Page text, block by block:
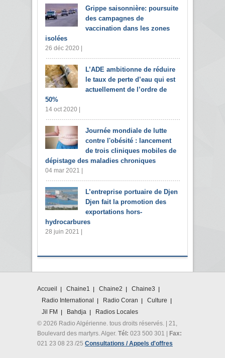
Grippe saisonnière: poursuite
des campagnes de
vaccination dans les zones
isolées
26 déc 2020 |
L’ADE ambitionne de réduire
le taux de perte d’eau qui est
actuellement de l’ordre de
50%
14 oct 2020 |
Journée mondiale de lutte
contre l'obésité : lancement
de trois cliniques mobiles de
dépistage des maladies chroniques
04 mar 2021 |
L’entreprise portuaire de Djen
Djen fait la promotion des
exportations hors-
hydrocarbures
28 juin 2021 |
Accueil Chaine1 Chaine2
Chaine3
Radio International
Radio Coran
Culture
Jil FM
Bahdja
Radios Locales
© 2026 Radio Algérienne. tous droits réservés. | 21,
Boulevard des martyrs. Alger. Tél: 023 500 301 |
Fax:
021 23 08 23 /25 Consultations / Appels d'offres